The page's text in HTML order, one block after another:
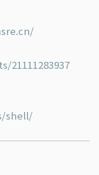
21111283937
shell/